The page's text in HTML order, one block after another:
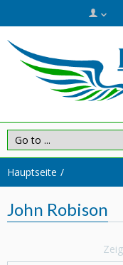
Hauptseite
John Robison